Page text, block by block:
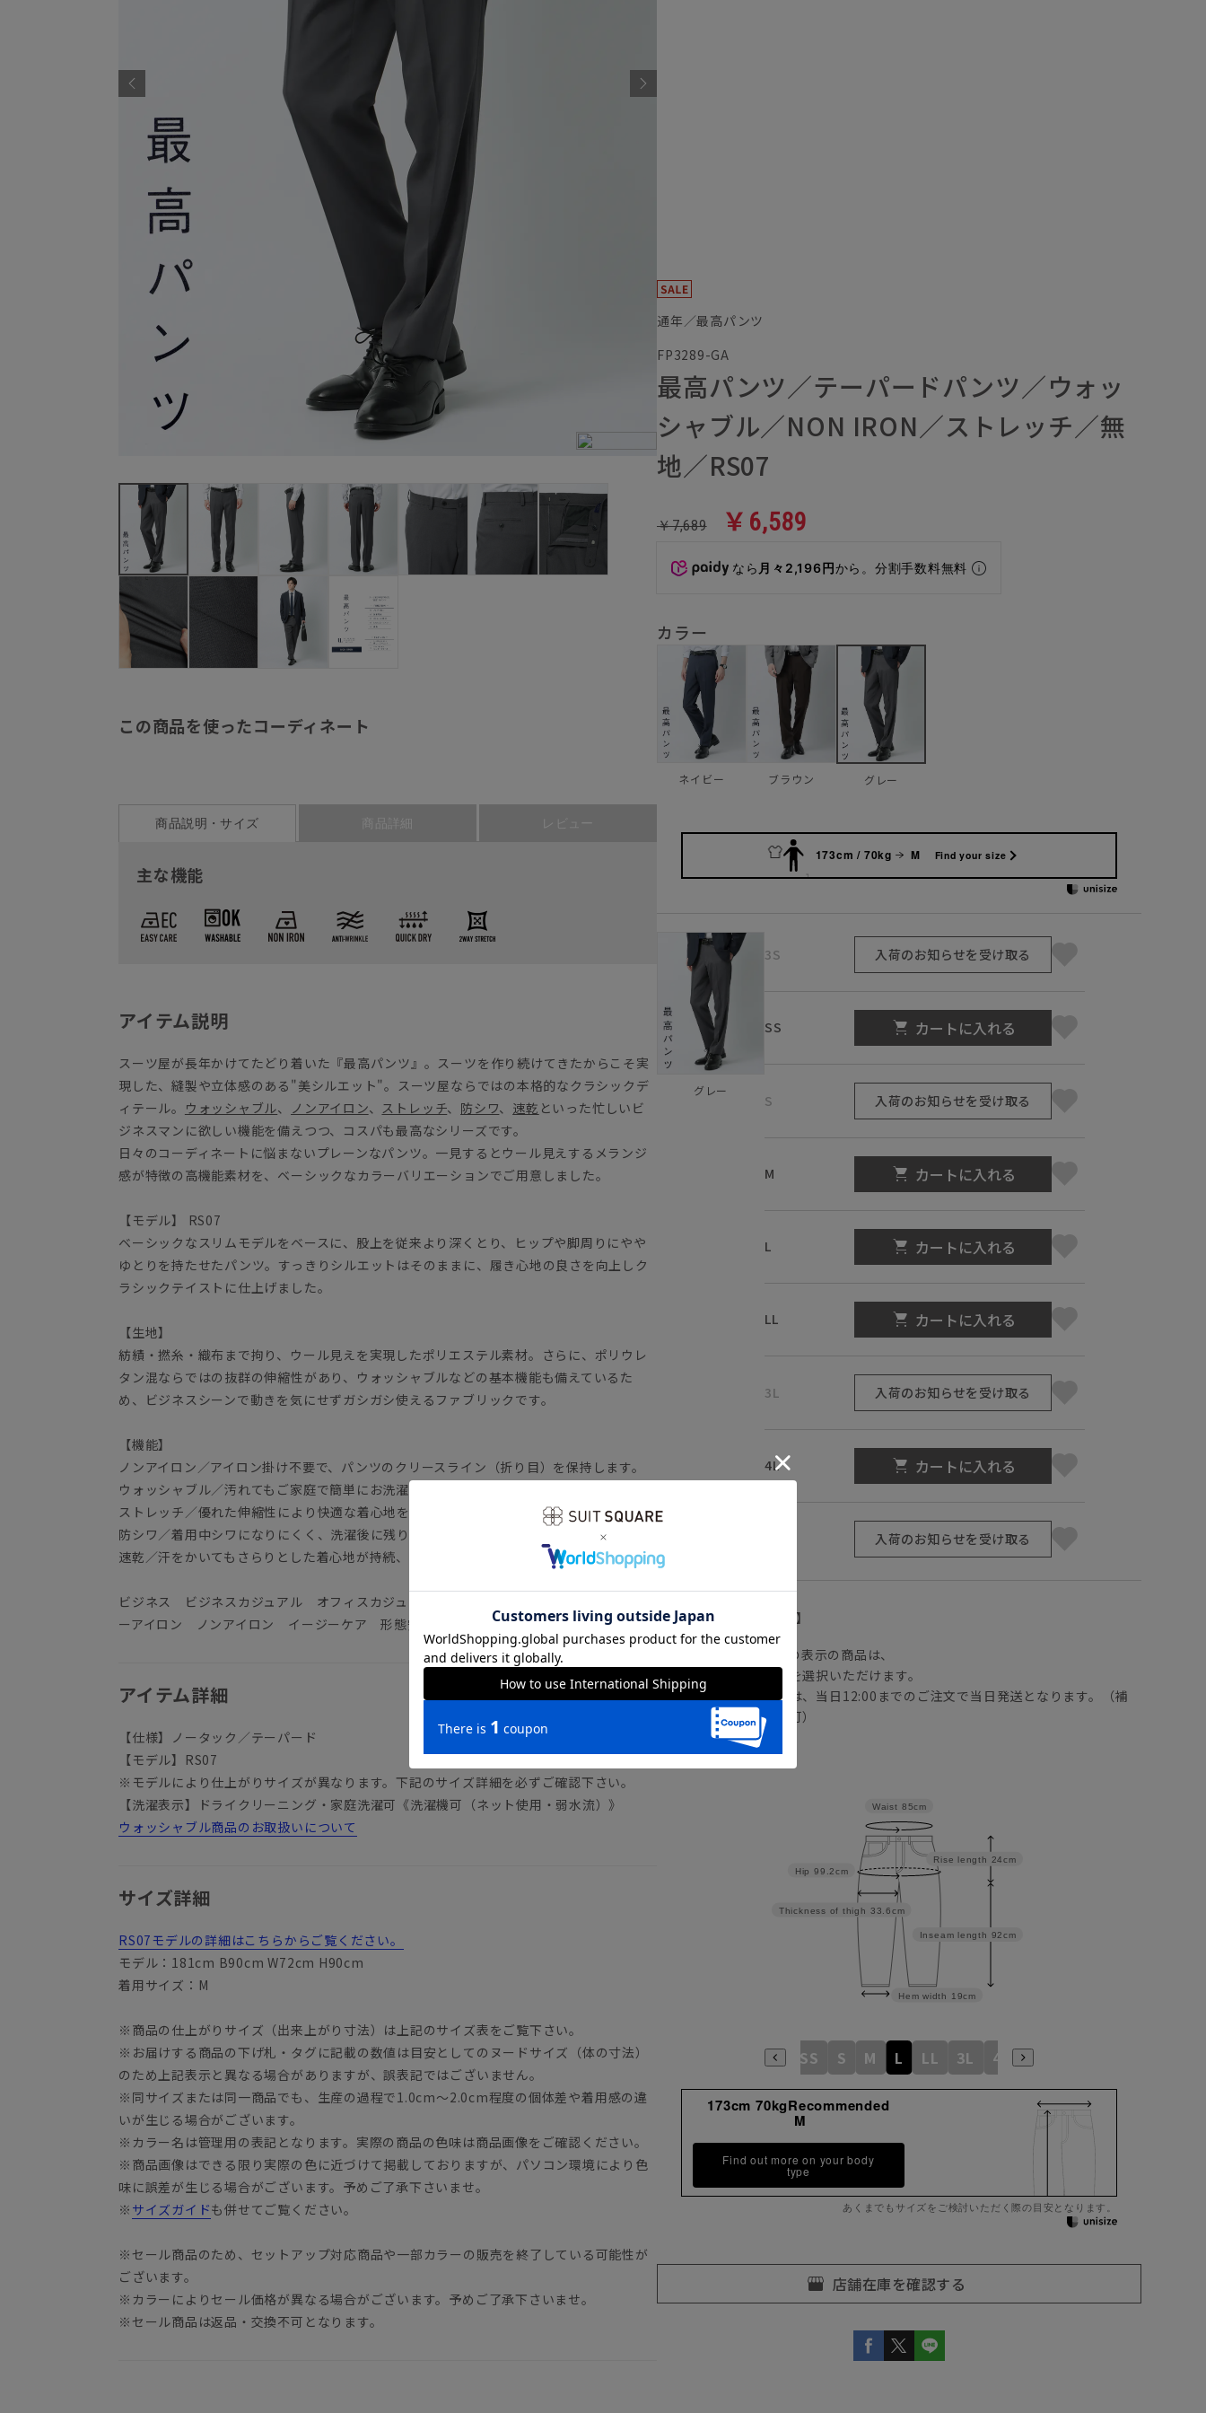
この商品を使ったコーディネート
商品説明・サイズ 商品詳細 レビュー
主な機能
アイテム説明
スーツ屋が長年かけてたどり着いた『最高パンツ』。スーツを作り続けてきたからこそ実
現した、縫製や立体感のある"美シルエット"。スーツ屋ならではの本格的なクラシックデ
ィテール。 ウォッシャブル、 ノンアイロン、 ストレッチ、 防シワ、 速乾 といった忙しいビ
ジネスマンに欲しい機能を備えつつ、コスパも最高なシリーズです。
日々のコーディネートに悩まないプレーンなパンツ。一見するとウール見えするメランジ
感が特徴の高機能素材を、ベーシックなカラーバリエーションでご用意しました。
【モデル】 RS07
ベーシックなスリムモデルをベースに、股上を従来より深くとり、ヒップや脚周りにやや
ゆとりを持たせたパンツ。すっきりシルエットはそのままに、履き心地の良さを向上しク
ラシックテイストに仕上げました。
【生地】
紡績・撚糸・織布まで拘り、ウール見えを実現したポリエステル素材。さらに、ポリウレ
タン混ならではの抜群の伸縮性があり、ウォッシャブルなどの基本機能も備えているた
め、ビジネスシーンで動きを気にせずガシガシ使えるファブリックです。
【機能】
ノンアイロン／アイロン掛け不要で、パンツのクリースライン（折り目）を保持します。
ウォッシャブル／汚れてもご家庭で簡単にお洗濯が可能です。
ストレッチ／優れた伸縮性により快適な着心地を叶えます。
防シワ／着用中シワになりにくく、洗濯後に残りがちなシワも防ぎます。
速乾／汗をかいてもさらりとした着心地が持続、お手入れの時短にも繋がります。
ビジネス ビジネスカジュアル オフィスカジュアル スラックス オールシーズン ノ
ーアイロン ノンアイロン イージーケア 形態安定
アイテム詳細
【仕様】ノータック／テーパード
【モデル】RS07
※モデルにより仕上がりサイズが異なります。下記のサイズ詳細を必ずご確認下さい。
【洗濯表示】ドライクリーニング・家庭洗濯可《洗濯機可（ネット使用・弱水流）》
ウォッシャブル商品のお取扱いについて
サイズ詳細
RS07モデルの詳細はこちらからご覧ください。
モデル：181cm B90cm W72cm H90cm
着用サイズ：M
※商品の仕上がりサイズ（出来上がり寸法）は上記のサイズ表をご覧下さい。
※お届けする商品の下げ札・タグに記載の数値は目安としてのヌードサイズ（体の寸法）
のため上記表示と異なる場合がありますが、誤表記ではございません。
※同サイズまたは同一商品でも、生産の過程で1.0cm～2.0cm程度の個体差や着用感の違
いが生じる場合がございます。
※カラー名は管理用の表記となります。実際の商品の色味は商品画像をご確認ください。
※商品画像はできる限り実際の色に近づけて掲載しておりますが、パソコン環境により色
味に誤差が生じる場合がございます。予めご了承下さいませ。
※ サイズガイドも併せてご覧ください。
※セール商品のため、セットアップ対応商品や一部カラーの販売を終了している可能性が
ございます。
※カラーによりセール価格が異なる場合がございます。予めご了承下さいませ。
※セール商品は返品・交換不可となります。
通年／最高パンツ
FP3289-GA
最高パンツ／テーパードパンツ／ウォッ
シャブル／NON IRON／ストレッチ／無
地／RS07
￥7,689 ￥6,589
なら 月々2,196円から。分割手数料無料
カラー
ネイビー ブラウン グレー
173cm / 70kg M Find your size
グレー
3S 入荷のお知らせを受け取る
SS カートに入れる
S 入荷のお知らせを受け取る
M カートに入れる
L カートに入れる
LL カートに入れる
3L 入荷のお知らせを受け取る
4L カートに入れる
入荷のお知らせを受け取る
【 アイコンについて】
の表示の商品は、
注文画面でお急ぎ発送を選択いただけます。
さらにメルマガ会員様は、当日12:00までのご注文で当日発送となります。（補
正商品の場合は対応不可）
詳しくはこちら
Inseam length 92cm
Rise length 24cm
Hem width 19cm
Thickness of thigh 33.6cm
Hip 99.2cm
Waist 85cm
3S SS S M L LL 3L 4L 5L
173cm 70kgRecommended
M
Find out more on your body
type
あくまでもサイズをご検討いただく際の目安となります。